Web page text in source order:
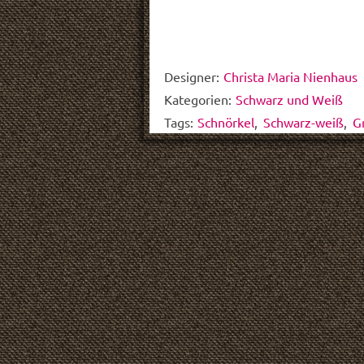
Designer: Christa Maria Nienhaus
Kategorien: Schwarz und Weiß
Tags: Schnörkel Schwarz-weiß